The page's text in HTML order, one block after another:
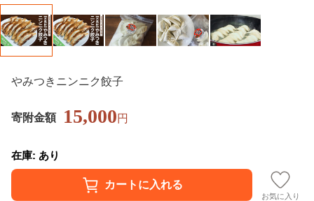
やみつきニンニク餃子
寄附金額 15,000円
在庫: あり
お気に入り